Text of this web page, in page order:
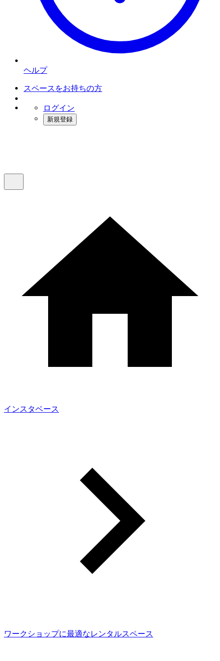
ヘルプ
スペースをお持ちの方
ログイン
新規登録
インスタベース
ワークショップに最適なレンタルスペース